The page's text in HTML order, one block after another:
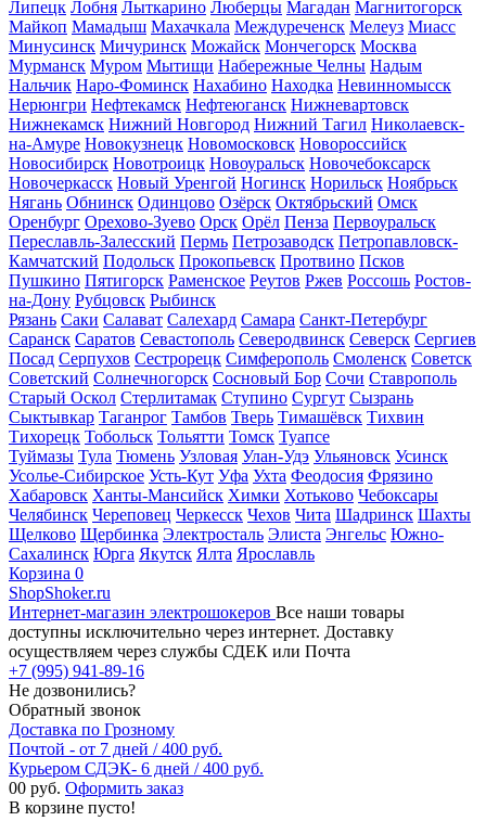
Липецк Лобня Лыткарино Люберцы Магадан Магнитогорск
Майкоп Мамадыш Махачкала Междуреченск Мелеуз Миасс
Минусинск Мичуринск Можайск Мончегорск Москва
Мурманск Муром Мытищи Набережные Челны Надым
Нальчик Наро-Фоминск Нахабино Находка Невинномысск
Нерюнгри Нефтекамск Нефтеюганск Нижневартовск
Нижнекамск Нижний Новгород Нижний Тагил Николаевск-
на-Амуре Новокузнецк Новомосковск Новороссийск
Новосибирск Новотроицк Новоуральск Новочебоксарск
Новочеркасск Новый Уренгой Ногинск Норильск Ноябрьск
Нягань Обнинск Одинцово Озёрск Октябрьский Омск
Оренбург Орехово-Зуево Орск Орёл Пенза Первоуральск
Переславль-Залесский Пермь Петрозаводск Петропавловск-
Камчатский Подольск Прокопьевск Протвино Псков
Пушкино Пятигорск Раменское Реутов Ржев Россошь Ростов-
на-Дону Рубцовск Рыбинск
Рязань Саки Салават Салехард Самара Санкт-Петербург
Саранск Саратов Севастополь Северодвинск Северск Сергиев
Посад Серпухов Сестрорецк Симферополь Смоленск Советск
Советский Солнечногорск Сосновый Бор Сочи Ставрополь
Старый Оскол Стерлитамак Ступино Сургут Сызрань
Сыктывкар Таганрог Тамбов Тверь Тимашёвск Тихвин
Тихорецк Тобольск Тольятти Томск Туапсе
Туймазы Тула Тюмень Узловая Улан-Удэ Ульяновск Усинск
Усолье-Сибирское Усть-Кут Уфа Ухта Феодосия Фрязино
Хабаровск Ханты-Мансийск Химки Хотьково Чебоксары
Челябинск Череповец Черкесск Чехов Чита Шадринск Шахты
Щелково Щербинка Электросталь Элиста Энгельс Южно-
Сахалинск Юрга Якутск Ялта Ярославль
Корзина 0
ShopShoker.ru
Интернет-магазин электрошокеров Все наши товары
доступны исключительно через интернет. Доставку
осуществляем через службы СДЕК или Почта
+7 (995) 941-89-16
Не дозвонились?
Обратный звонок
Доставка по Грозному
Почтой - от 7 дней / 400 руб.
Курьером СДЭК- 6 дней / 400 руб.
00 руб. Оформить заказ
В корзине пусто!